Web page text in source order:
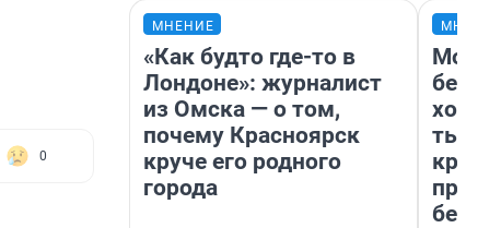
0
МНЕНИЕ
«Как будто где-то в
Лондоне»: журналист
из Омска — о том,
почему Красноярск
круче его родного
города
Мой